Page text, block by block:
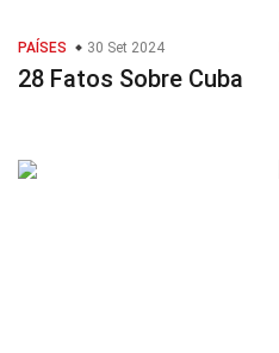
PAÍSES 30 Set 2024
28 Fatos Sobre Cuba